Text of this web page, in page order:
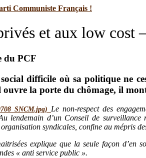
Communiste Français !
et aux low
du PCF
difficile où sa politique ne
la porte du chômage, il
Le non-respect des
lendemain d’un Conseil de
syndicales, confine au mépris
explique que la seule façon d’en
« anti service public ».